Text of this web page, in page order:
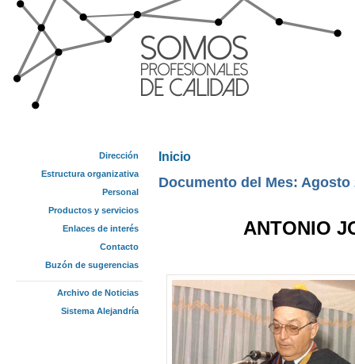
Inicio
Documento del Mes: Agosto
ANTONIO
Dirección
Estructura organizativa
Personal
Productos y servicios
Enlaces de interés
Contacto
Buzón de sugerencias
Archivo de Noticias
Sistema Alejandría